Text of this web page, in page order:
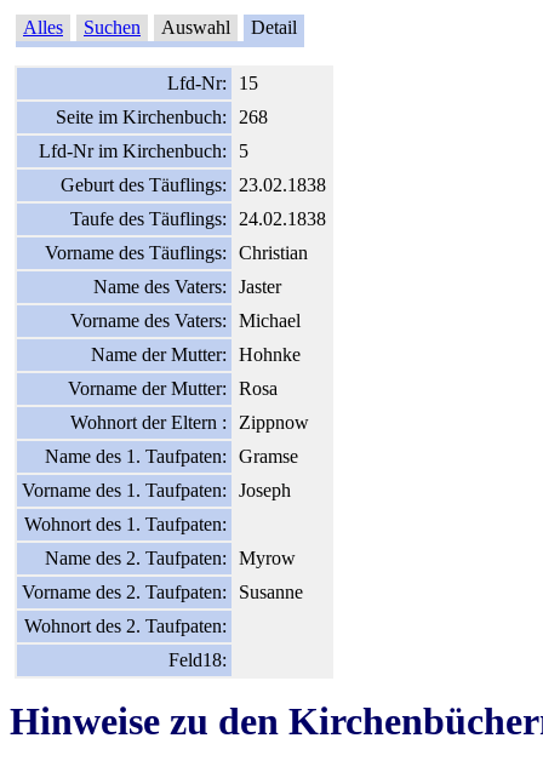
Alles Suchen Auswahl Detail
Lfd-Nr:
15
Seite im Kirchenbuch:
268
Lfd-Nr im Kirchenbuch:
5
Geburt des Täuflings:
23.02.1838
Taufe des Täuflings:
24.02.1838
Vorname des Täuflings:
Christian
Name des Vaters:
Jaster
Vorname des Vaters:
Michael
Name der Mutter:
Hohnke
Vorname der Mutter:
Rosa
Wohnort der Eltern :
Zippnow
Name des 1. Taufpaten:
Gramse
Vorname des 1. Taufpaten:
Joseph
Wohnort des 1. Taufpaten:
Name des 2. Taufpaten:
Myrow
Vorname des 2. Taufpaten:
Susanne
Wohnort des 2. Taufpaten:
Feld18:
Hinweise zu den